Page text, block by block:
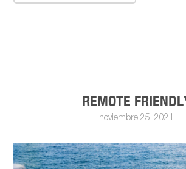
REMOTE
noviembre 25, 2021